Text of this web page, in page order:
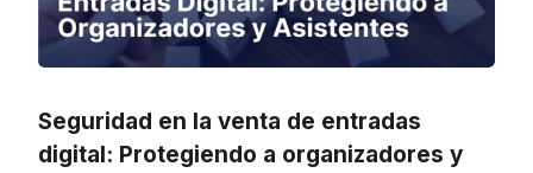
Seguridad en la venta de entradas
digital: Protegiendo a organizadores y